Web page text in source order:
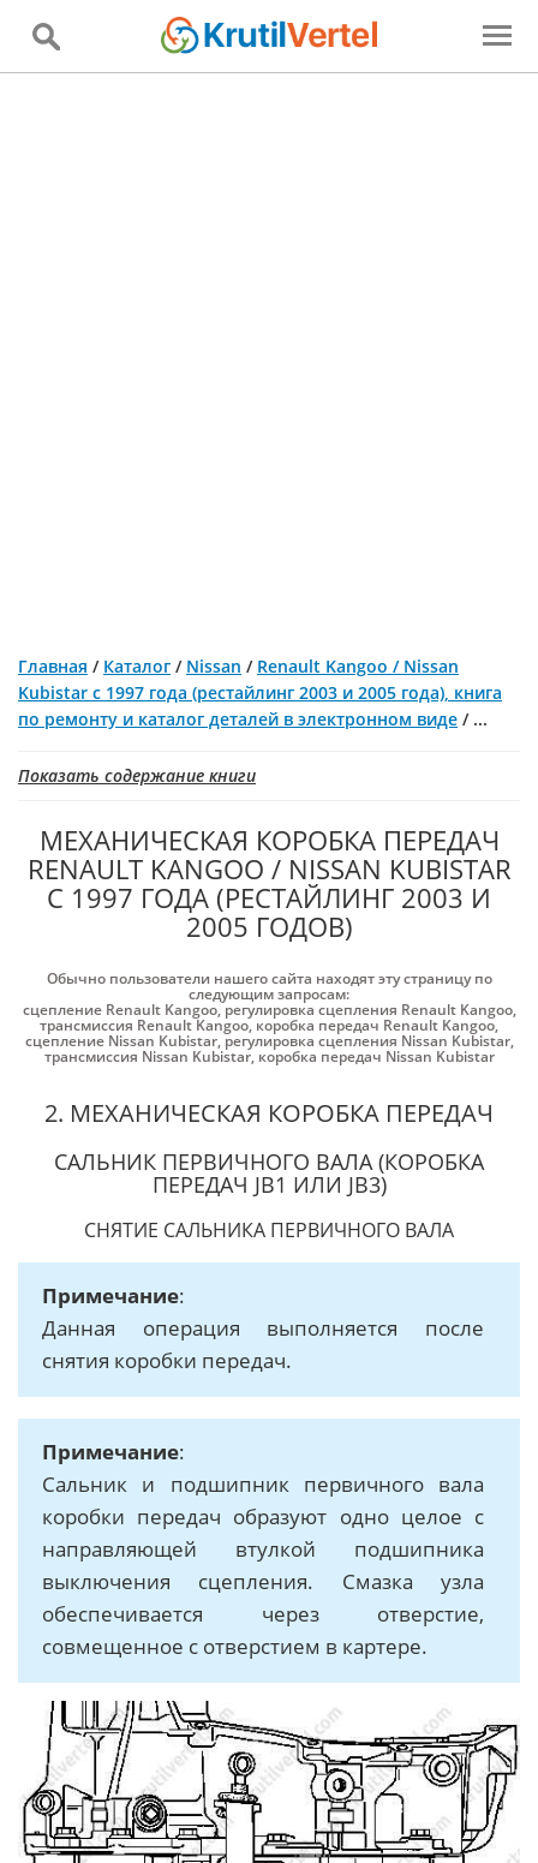
Главная / Каталог / Nissan / Renault Kangoo / Nissan
Kubistar с 1997 года (рестайлинг 2003 и 2005 года), книга
по ремонту и каталог деталей в электронном виде / ...
Показать содержание книги
МЕХАНИЧЕСКАЯ КОРОБКА ПЕРЕДАЧ
RENAULT KANGOO / NISSAN KUBISTAR
С 1997 ГОДА (РЕСТАЙЛИНГ 2003 И
2005 ГОДОВ)
Обычно пользователи нашего сайта находят эту страницу по
следующим запросам:
сцепление Renault Kangoo,регулировка сцепления Renault Kangoo,
трансмиссия Renault Kangoo, коробка передач Renault Kangoo,
сцепление Nissan Kubistar,регулировка сцепления Nissan Kubistar,
трансмиссия Nissan Kubistar, коробка передач Nissan Kubistar
2. МЕХАНИЧЕСКАЯ КОРОБКА ПЕРЕДАЧ
САЛЬНИК ПЕРВИЧНОГО ВАЛА (КОРОБКА
ПЕРЕДАЧ JB1 ИЛИ JB3)
СНЯТИЕ САЛЬНИКА ПЕРВИЧНОГО ВАЛА
Примечание:
Данная операция выполняется после
снятия коробки передач.
Примечание:
Сальник и подшипник первичного вала
коробки передач образуют одно целое с
направляющей втулкой подшипника
выключения сцепления. Смазка узла
обеспечивается через отверстие,
совмещенное с отверстием в картере.